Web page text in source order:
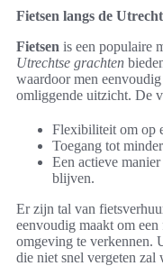
Fietsen langs de
Fietsen is een populaire
Utrechtse grachten
waardoor men
omliggende uitzicht. De
Flexibiliteit om op
Toegang tot
Een actieve
blijven.
Er zijn tal van
eenvoudig maakt om een
omgeving te verkennen.
die niet snel vergeten zal